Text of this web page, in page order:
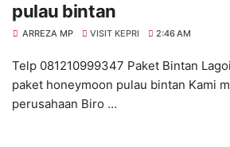
pulau bintan
ARREZA MP VISIT KEPRI 2:46 AM
Telp 081210999347 Paket Bintan
paket honeymoon pulau bintan Kami
perusahaan Biro …